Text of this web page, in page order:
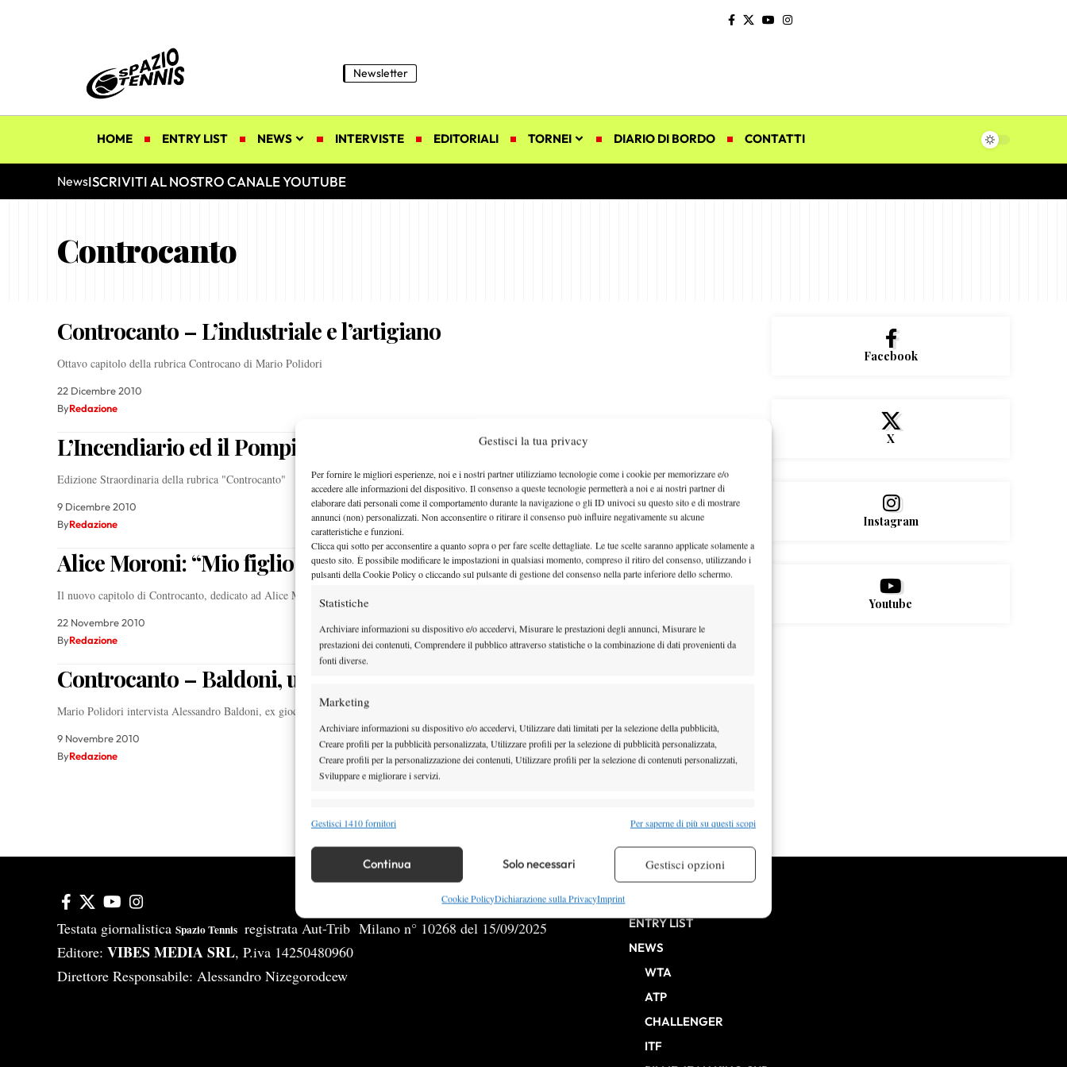
Gestisci la tua privacy
Per fornire le migliori esperienze, noi e i nostri partner utilizziamo tecnologie come i cookie per memorizzare e/o
accedere alle informazioni del dispositivo. Il consenso a queste tecnologie permetterà a noi e ai nostri partner di
elaborare dati personali come il comportamento durante la navigazione o gli ID univoci su questo sito e di mostrare
annunci (non) personalizzati. Non acconsentire o ritirare il consenso può influire negativamente su alcune
caratteristiche e funzioni.
Clicca qui sotto per acconsentire a quanto sopra o per fare scelte dettagliate. Le tue scelte saranno applicate solamente a
questo sito. È possibile modificare le impostazioni in qualsiasi momento, compreso il ritiro del consenso, utilizzando i
pulsanti della Cookie Policy o cliccando sul pulsante di gestione del consenso nella parte inferiore dello schermo.
Statistiche
Archiviare informazioni su dispositivo e/o accedervi, Misurare le prestazioni degli annunci, Misurare le
prestazioni dei contenuti, Comprendere il pubblico attraverso statistiche o la combinazione di dati provenienti da
fonti diverse.
Marketing
Archiviare informazioni su dispositivo e/o accedervi, Utilizzare dati limitati per la selezione della pubblicità,
Creare profili per la pubblicità personalizzata, Utilizzare profili per la selezione di pubblicità personalizzata,
Creare profili per la personalizzazione dei contenuti, Utilizzare profili per la selezione di contenuti personalizzati,
Sviluppare e migliorare i servizi.
Funzionalità
Identificare i dispositivi in base alle informazioni trasmesse automaticamente.
Garantire la sicurezza, prevenire e rilevare frodi, correggere errori,
Erogare e presentare pubblicità e contenuto, Salvare e comunicare le
Sempre attivo
Gestisci 1410 fornitori Per saperne di più su questi scopi
Continua Solo necessari Gestisci opzioni
Cookie PolicyDichiarazione sulla PrivacyImprint
Newsletter
HOME ENTRY LIST NEWS INTERVISTE EDITORIALI TORNEI DIARIO DI BORDO CONTATTI
NewsISCRIVITI AL NOSTRO CANALE YOUTUBE
Controcanto
Controcanto – L’industriale e l’artigiano
Ottavo capitolo della rubrica Controcano di Mario Polidori
22 Dicembre 2010
ByRedazione
L’Incendiario ed il Pompiere
Edizione Straordinaria della rubrica "Controcanto"
9 Dicembre 2010
ByRedazione
Alice Moroni: “Mio figlio giocherà a tennis?”
Il nuovo capitolo di Controcanto, dedicato ad Alice Moroni
22 Novembre 2010
ByRedazione
Controcanto – Baldoni, una questione di cuore
Mario Polidori intervista Alessandro Baldoni, ex giocatore (196 Atp e numero 8 d'Italia) e…
9 Novembre 2010
ByRedazione
Facebook
X
Instagram
Youtube
Testata giornalistica Spazio Tennis registrata Aut-Trib Milano n° 10268 del 15/09/2025
Editore: VIBES MEDIA SRL, P.iva 14250480960
Direttore Responsabile: Alessandro Nizegorodcew
ENTRY LIST
NEWS
WTA
ATP
CHALLENGER
ITF